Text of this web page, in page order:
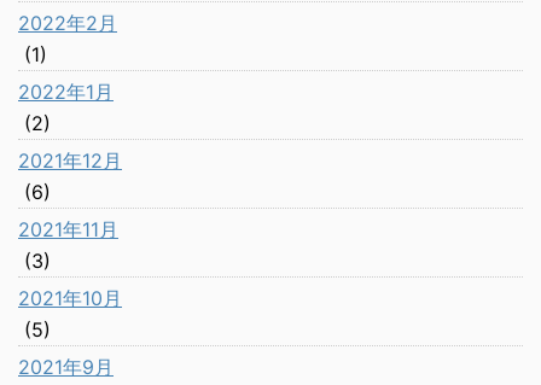
2022年2月
(1)
2022年1月
(2)
2021年12月
(6)
2021年11月
(3)
2021年10月
(5)
2021年9月